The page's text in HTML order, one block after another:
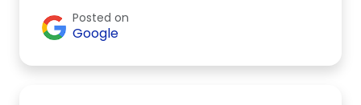
Posted on
Google